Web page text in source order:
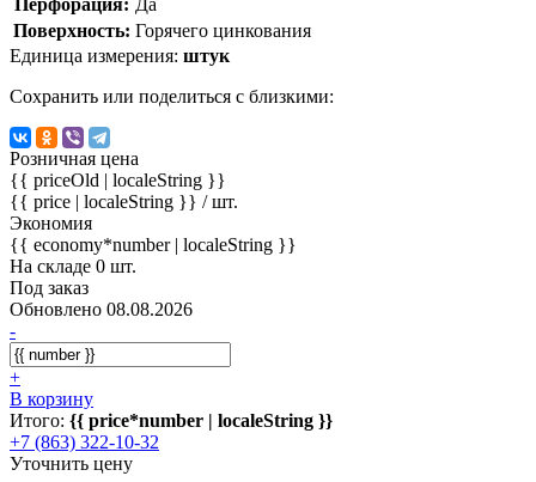
Поверхность: Горячего цинкования
Единица измерения: штук
Сохранить или поделиться с близкими:
Розничная цена
{{ priceOld | localeString }}
{{ price | localeString }} / шт.
Экономия
{{ economy*number | localeString }}
На складе 0 шт.
Под заказ
Обновлено 08.08.2026
-
+
В корзину
Итого: {{ price*number | localeString }}
+7 (863) 322-10-32
Уточнить цену